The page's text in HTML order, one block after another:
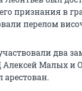
признания в
перелом
два
Малых и